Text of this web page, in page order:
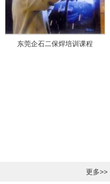
东莞企石二保焊培训课程
更多>>